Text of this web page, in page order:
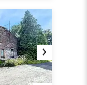
Next